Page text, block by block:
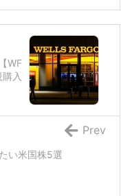
WF
入
い米国株5選
Prev